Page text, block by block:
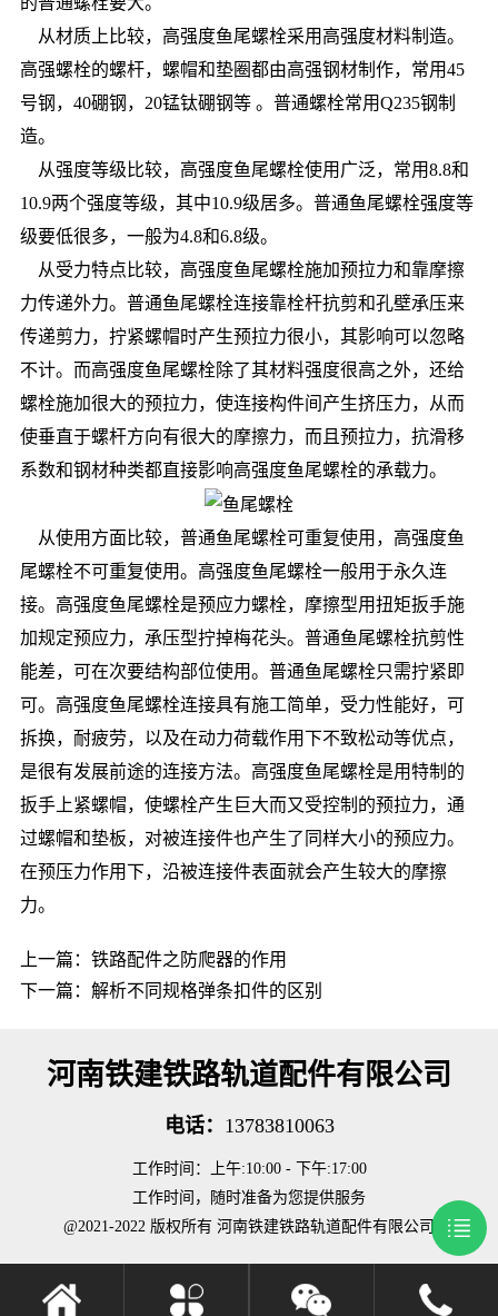
从材质上比较，高强度鱼尾螺栓采用高强度材料制造。
高强螺栓的螺杆，螺帽和垫圈都由高强钢材制作，常用45
号钢，40硼钢，20锰钛硼钢等 。普通螺栓常用Q235钢制
造。
从强度等级比较，高强度鱼尾螺栓使用广泛，常用8.8和
10.9两个强度等级，其中10.9级居多。普通鱼尾螺栓强度等
级要低很多，一般为4.8和6.8级。
从受力特点比较，高强度鱼尾螺栓施加预拉力和靠摩擦
力传递外力。普通鱼尾螺栓连接靠栓杆抗剪和孔壁承压来
传递剪力，拧紧螺帽时产生预拉力很小，其影响可以忽略
不计。而高强度鱼尾螺栓除了其材料强度很高之外，还给
螺栓施加很大的预拉力，使连接构件间产生挤压力，从而
使垂直于螺杆方向有很大的摩擦力，而且预拉力，抗滑移
系数和钢材种类都直接影响高强度鱼尾螺栓的承载力。
从使用方面比较，普通鱼尾螺栓可重复使用，高强度鱼
尾螺栓不可重复使用。高强度鱼尾螺栓一般用于永久连
接。高强度鱼尾螺栓是预应力螺栓，摩擦型用扭矩扳手施
加规定预应力，承压型拧掉梅花头。普通鱼尾螺栓抗剪性
能差，可在次要结构部位使用。普通鱼尾螺栓只需拧紧即
可。高强度鱼尾螺栓连接具有施工简单，受力性能好，可
拆换，耐疲劳，以及在动力荷载作用下不致松动等优点，
是很有发展前途的连接方法。高强度鱼尾螺栓是用特制的
扳手上紧螺帽，使螺栓产生巨大而又受控制的预拉力，通
过螺帽和垫板，对被连接件也产生了同样大小的预应力。
在预压力作用下，沿被连接件表面就会产生较大的摩擦
力。
上一篇： 铁路配件之防爬器的作用
下一篇： 解析不同规格弹条扣件的区别
河南铁建铁路轨道配件有限公司
电话： 13783810063
工作时间：上午:10:00 - 下午:17:00
工作时间，随时准备为您提供服务
@2021-2022 版权所有 河南铁建铁路轨道配件有限公司